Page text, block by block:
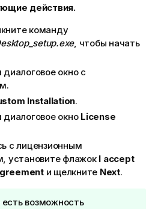
действия.
команду
, чтобы начать
окно с
Installation.
диалоговое окно License
с лицензионным
установите флажок I accept
и щелкните Next.
возможность